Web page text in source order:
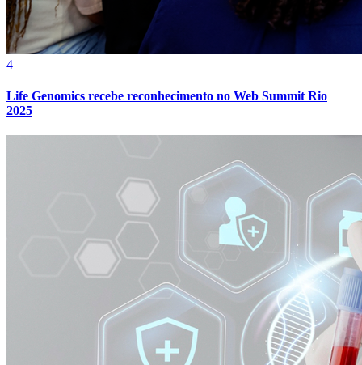
4
Life Genomics recebe reconhecimento no Web Summit Rio
2025